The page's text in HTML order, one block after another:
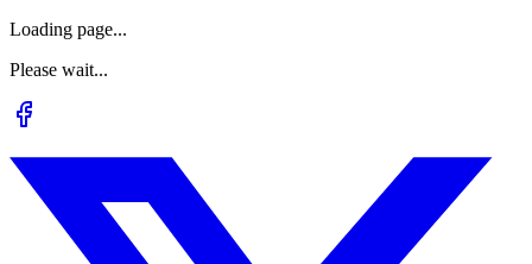
Loading page...
Please wait...